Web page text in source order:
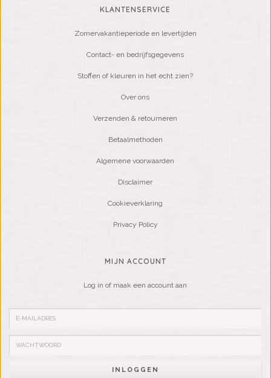
KLANTENSERVICE
Zomervakantieperiode en levertijden
Contact- en bedrijfsgegevens
Stoffen of kleuren in het echt zien?
Over ons
Verzenden & retourneren
Betaalmethoden
Algemene voorwaarden
Disclaimer
Cookieverklaring
Privacy Policy
MIJN ACCOUNT
Log in of maak een account aan
INLOGGEN